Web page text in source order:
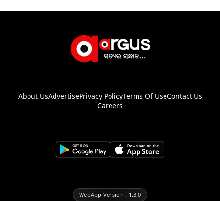
About UsAdvertisePrivacy PolicyTerms Of UseContact Us
Careers
WebApp Version : 1.3.0